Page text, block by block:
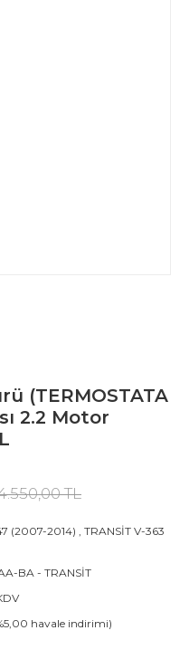
(TERMOSTATA
2.2 Motor
TL
(2007-2014) ,TRANSİT V-363
BA - TRANSİT
havale indirimi)